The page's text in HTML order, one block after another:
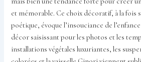
et mémorable. Ce choix décoratif, à la fois
poétique, évoque l’insouciance de
décor saisissant pour les photos et les
installations végétales luxuriantes, les